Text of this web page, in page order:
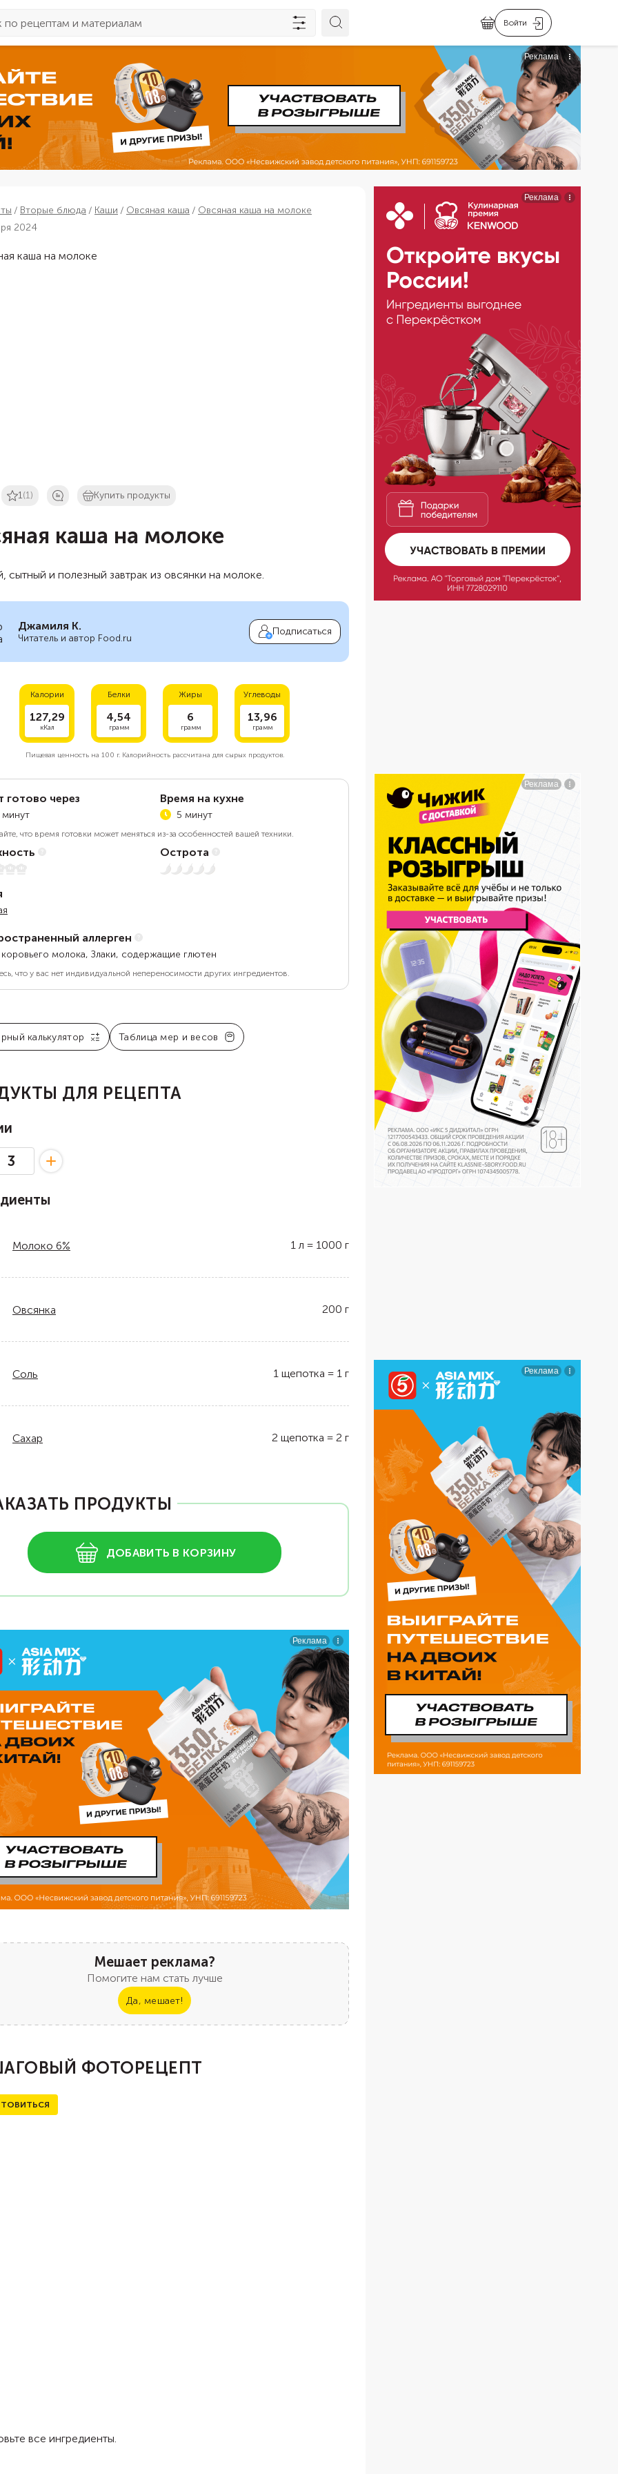
Войти
Вторые блюда Каши Овсяная каша
Овсяная каша на молоке
2024
1(1) Купить продукты
каша на молоке
сытный и полезный завтрак из овсянки на молоке.
Джамиля К.
Читатель и автор Food.ru
Подписаться
Калории
127,29
кКал
Белки
4,54
грамм
Жиры
6
грамм
Углеводы
13,96
грамм
Пищевая ценность на 100 г.Калорийность рассчитана для сырых продуктов.
готово через
минут
Время на кухне
5 минут
что время готовки может меняться из-за особенностей вашей техники.
Острота
Нет остроты
аллерген
молока, Злаки, содержащие глютен
что у вас нет индивидуальной непереносимости других ингредиентов.
калькулятор Таблица мер и весов
ДЛЯ РЕЦЕПТА
Молоко 6% 1 л = 1000 г
Овсянка 200 г
Соль 1 щепотка = 1 г
Сахар 2 щепотка = 2 г
ПРОДУКТЫ
ДОБАВИТЬ В КОРЗИНУ
Мешает реклама?
Помогите нам стать лучше
Да, мешает!
ФОТОРЕЦЕПТ
все ингредиенты.